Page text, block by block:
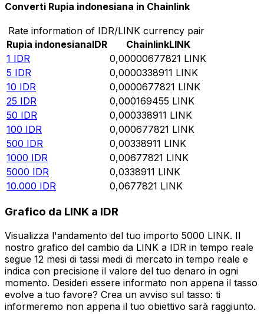
Converti Rupia indonesiana in Chainlink
Rate information of IDR/LINK currency pair
Rupia indonesianaIDR ChainlinkLINK
1 IDR 0,00000677821 LINK
5 IDR 0,0000338911 LINK
10 IDR 0,0000677821 LINK
25 IDR 0,000169455 LINK
50 IDR 0,000338911 LINK
100 IDR 0,000677821 LINK
500 IDR 0,00338911 LINK
1000 IDR 0,00677821 LINK
5000 IDR 0,0338911 LINK
10.000 IDR 0,0677821 LINK
Grafico da LINK a IDR
Visualizza l'andamento del tuo importo 5000 LINK. Il
nostro grafico del cambio da LINK a IDR in tempo reale
segue 12 mesi di tassi medi di mercato in tempo reale e
indica con precisione il valore del tuo denaro in ogni
momento. Desideri essere informato non appena il tasso
evolve a tuo favore? Crea un avviso sul tasso: ti
informeremo non appena il tuo obiettivo sarà raggiunto.